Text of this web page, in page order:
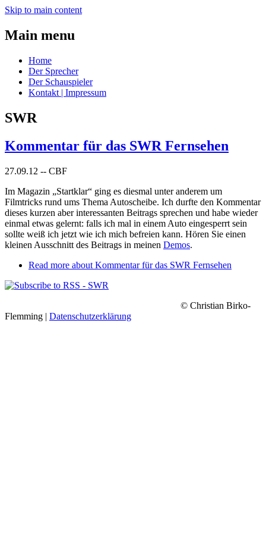
Skip to main content
Main menu
Home
Der Sprecher
Der Schauspieler
Kontakt | Impressum
SWR
Kommentar für das SWR Fernsehen
27.09.12 -- CBF
Im Magazin „Startklar“ ging es diesmal unter anderem um
Filmtricks rund ums Thema Autoscheibe. Ich durfte den Kommentar
dieses kurzen aber interessanten Beitrags sprechen und habe wieder
einmal etwas gelernt: falls ich mal in einem Auto eingesperrt sein
sollte weiß ich jetzt wie ich mich befreien kann. Hören Sie einen
kleinen Ausschnitt des Beitrags in meinen Demos.
Read more about Kommentar für das SWR Fernsehen
© Christian Birko-
Flemming | Datenschutzerklärung